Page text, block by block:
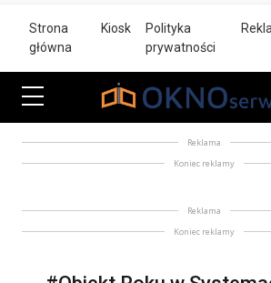
Strona
główna
Kiosk
Polityka
prywatności
Reklama
Koniec reklamy
Reklama
Koniec reklamy